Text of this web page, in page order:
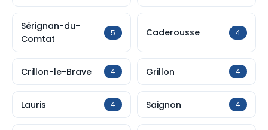
Sérignan-du-
Comtat
5 Caderousse 4
Crillon-le-Brave 4 Grillon 4
Lauris 4 Saignon 4